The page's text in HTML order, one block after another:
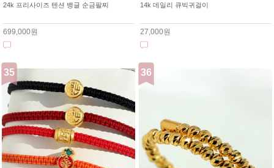
24k 프리사이즈 텐션 뱅글 순금팔찌
699,000원
14k 데일리 큐빅귀걸이
27,000원